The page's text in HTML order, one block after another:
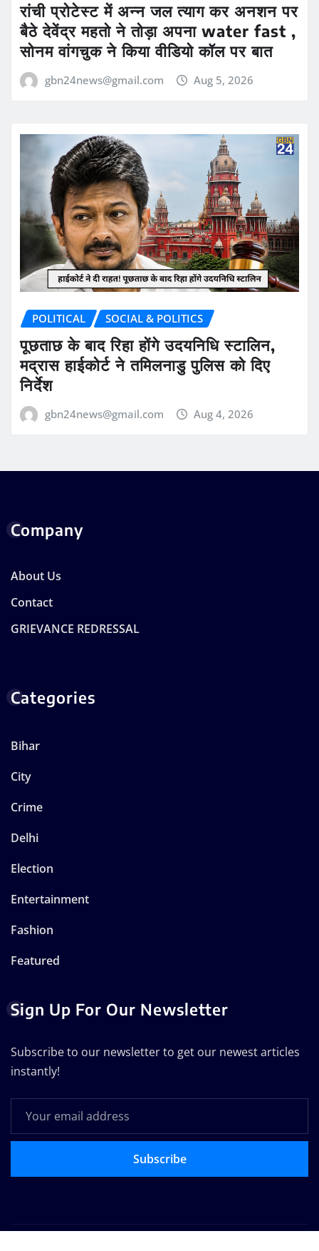
रांची प्रोटेस्ट में अन्न जल त्याग कर अनशन पर
बैठे देवेंद्र महतो ने तोड़ा अपना water fast ,
सोनम वांगचुक ने किया वीडियो कॉल पर बात
gbn24news@gmail.com Aug 5, 2026
POLITICAL SOCIAL & POLITICS
पूछताछ के बाद रिहा होंगे उदयनिधि स्टालिन,
मद्रास हाईकोर्ट ने तमिलनाडु पुलिस को दिए
निर्देश
gbn24news@gmail.com Aug 4, 2026
Company
About Us
Contact
GRIEVANCE REDRESSAL
Categories
Bihar
City
Crime
Delhi
Election
Entertainment
Fashion
Featured
Sign Up For Our Newsletter
Subscribe to our newsletter to get our newest articles
instantly!
Subscribe